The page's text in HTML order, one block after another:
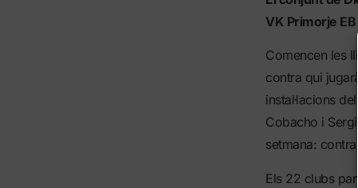
VK Primorje EB
Comencen les
contra qui
instal·lacions
Cobacho i
setmana:
Els 22 clubs